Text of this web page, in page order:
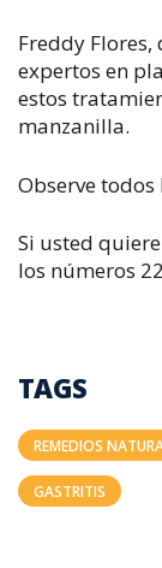
Freddy
expertos en
estos
manzanilla.
Observe
Si usted
los números
TAGS
REMEDIOS
GASTRITIS